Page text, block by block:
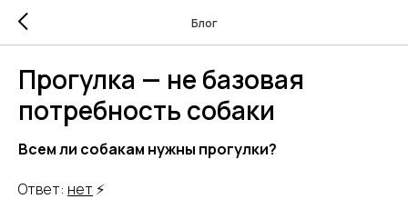
Блог
Прогулка — не базовая
потребность собаки
Всем ли собакам нужны прогулки?
Ответ: нет⚡️